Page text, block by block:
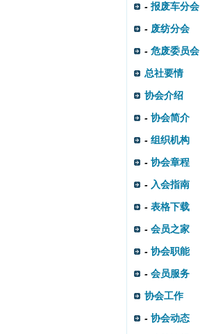
- 报废车分会
- 废纺分会
- 危废委员会
总社要情
协会介绍
- 协会简介
- 组织机构
- 协会章程
- 入会指南
- 表格下载
- 会员之家
- 协会职能
- 会员服务
协会工作
- 协会动态